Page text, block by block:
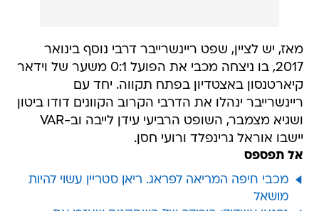
מאז, יש לציין, שפט ריינשרייבר דרבי נוסף בינואר
2017, בו ניצחה מכבי את הפועל 0:1 משער של וידאר
קיארטנסון באצטדיון בפתח תקווה. יחד עם
ריינשרייבר ינהלו את הדרבי הקרוב הקוונים דודו ביטון
ושגיא מצמבר, השופט הרביעי עידן לייבה וב-VAR
יישבו אוראל גרינפלד ורועי חסן.
אל תפספס
מכבי חיפה המריאה לפראג. ריאן סטריין עשוי להיות
מושאל